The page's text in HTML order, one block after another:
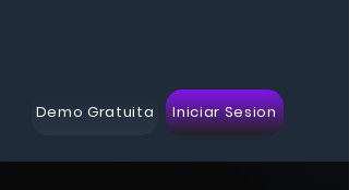
Demo Gratuita Iniciar Sesion